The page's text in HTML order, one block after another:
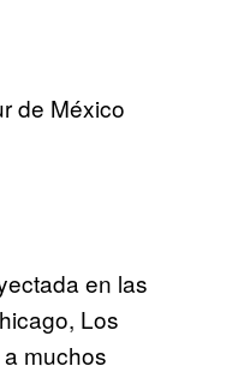
de México
en las
Los
muchos